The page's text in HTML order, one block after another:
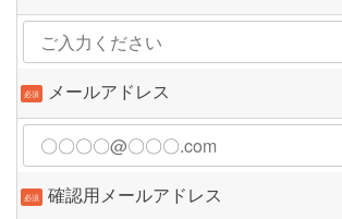
必須 メールアドレス
必須 確認用メールアドレス